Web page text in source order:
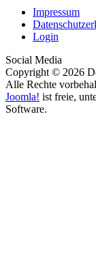
Impressum
Login
Social Media
Copyright © 2026
Alle Rechte
Joomla! ist freie,
Software.